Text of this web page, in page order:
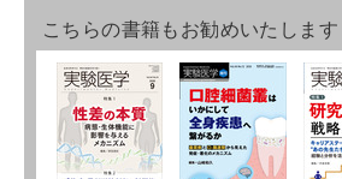
こちらの書籍もお勧めいたします